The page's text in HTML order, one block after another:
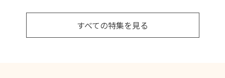
すべての特集を見る